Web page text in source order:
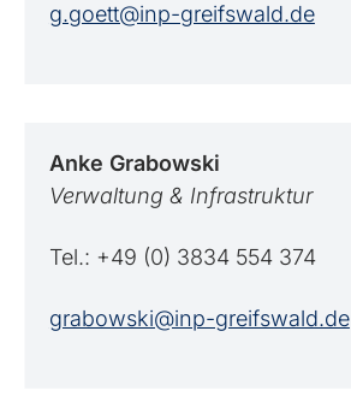
g.goett@inp-greifswald.de
Anke Grabowski
Verwaltung & Infrastruktur
Tel.: +49 (0) 3834 554 374
grabowski@inp-greifswald.de